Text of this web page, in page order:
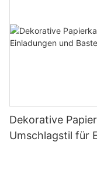
Dekorative
Umschlagstil für